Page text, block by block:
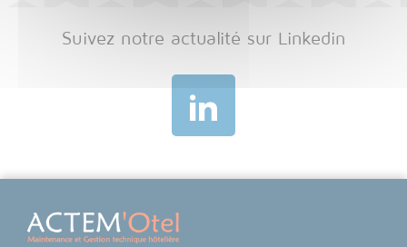
Suivez notre actualité sur Linkedin